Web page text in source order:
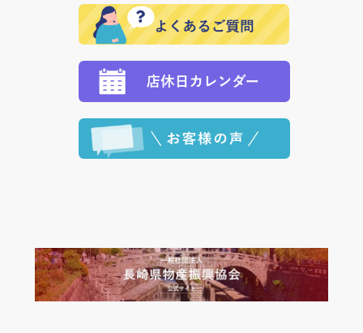
願いいたします。
定された場合は、準備出来次第の便にてお送りいたし
ます。 （到着日指定をされている場合は、ご指定の日
程に合わせてお届けいたします。）